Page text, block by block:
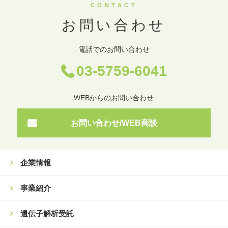
CONTACT
お問い合わせ
電話でのお問い合わせ
03-5759-6041
WEBからのお問い合わせ
お問い合わせ/WEB商談
企業情報
事業紹介
遺伝子解析受託